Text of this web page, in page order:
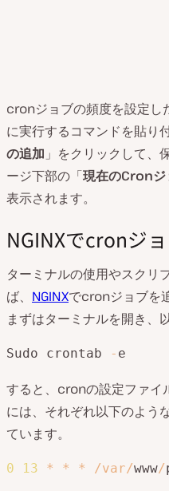
cronジョブの頻度を設定し
に実行するコマンドを貼り
の追加 」をクリックして、
ージ下部の「現在のCronジ
表示されます。
NGINXでcronジ
ターミナルの使用やスクリ
ば、 NGINXでcronジョブを
まずはターミナルを開き、
Sudo crontab - e
すると、cronの設定ファイ
には、それぞれ以下のよう
ています。
0 13 * * * /var/www/